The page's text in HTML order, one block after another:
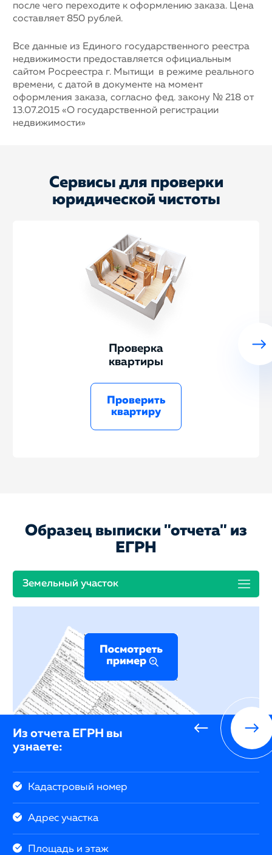
после чего переходите к оформлению заказа. Цена
составляет 850 рублей.
Все данные из Единого государственного реестра
недвижимости предоставляется официальным
сайтом Росреестра г. Мытищи в режиме реального
времени, с датой в документе на момент
оформления заказа, согласно фед. закону № 218 от
13.07.2015 «О государственной регистрации
недвижимости»
Сервисы для проверки
юридической чистоты
Проверка
квартиры
Проверить
квартиру
Образец выписки "отчета" из
ЕГРН
Земельный участок
Из отчета ЕГРН вы
узнаете:
Кадастровый номер
Адрес участка
Площадь и этаж